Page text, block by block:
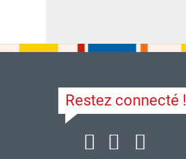
Restez connecté !